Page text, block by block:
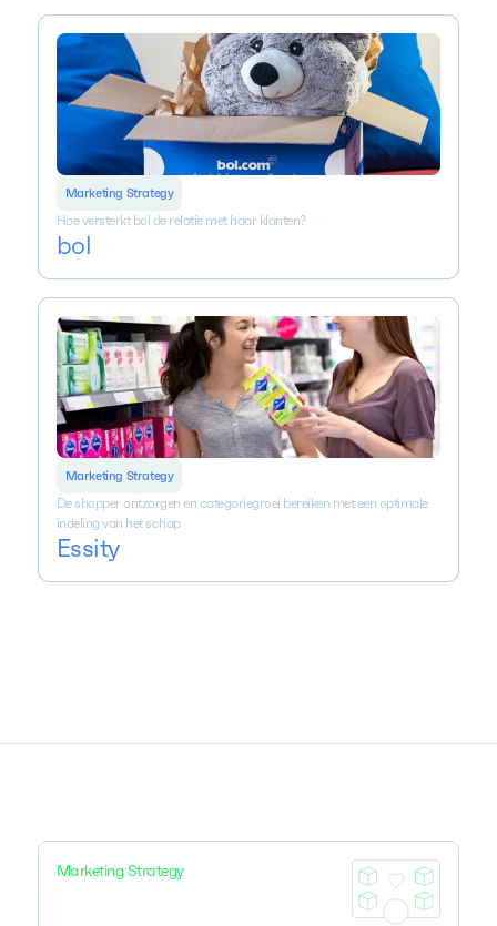
Marketing Strategy
Hoe versterkt bol de relatie met haar klanten?
bol
Marketing Strategy
De shopper ontzorgen en categoriegroei bereiken met een optimale
indeling van het schap
Essity
Marketing Strategy